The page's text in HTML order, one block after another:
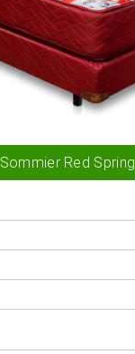
Sommier Red Spring